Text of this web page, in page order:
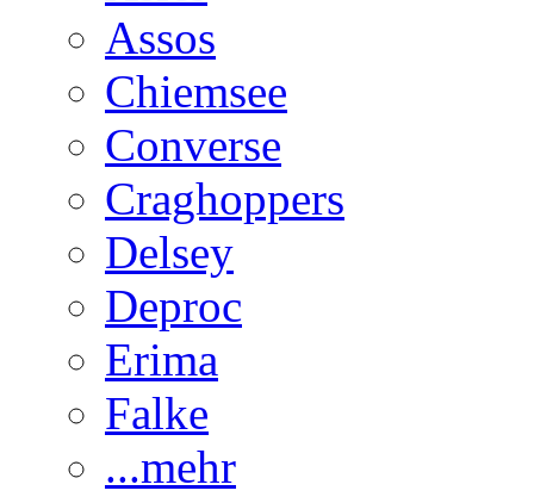
Assos
Chiemsee
Converse
Craghoppers
Delsey
Deproc
Erima
Falke
...mehr